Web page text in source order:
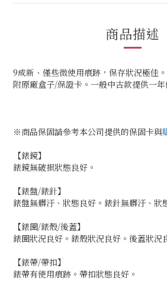
商品描述
9成新、僅些微使用痕跡，保存狀況極佳。
附原廠盒子/保證卡。一般中古款提供一年
※商品保固請參考本公司提供的保固卡與
【錶鏡】
錶鏡無破損狀態良好。
【錶盤/錶針】
錶盤無髒汙、狀態良好。錶針無髒汙、狀
【錶圈/錶殼/後蓋】
錶圈狀況良好。錶殼狀況良好。後蓋狀況
【錶帶/帶扣】
錶帶有使用痕跡。帶扣狀態良好。